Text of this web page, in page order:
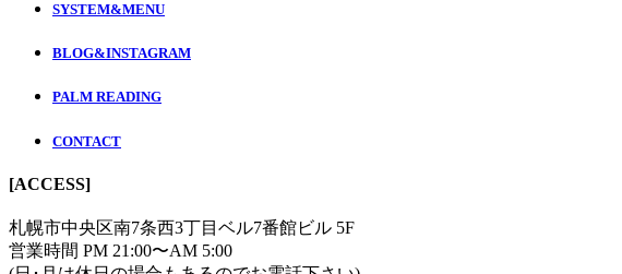
SYSTEM&MENU
BLOG&INSTAGRAM
PALM READING
CONTACT
[ACCESS]
札幌市中央区南7条西3丁目ベル7番館ビル 5F
営業時間 PM 21:00〜AM 5:00